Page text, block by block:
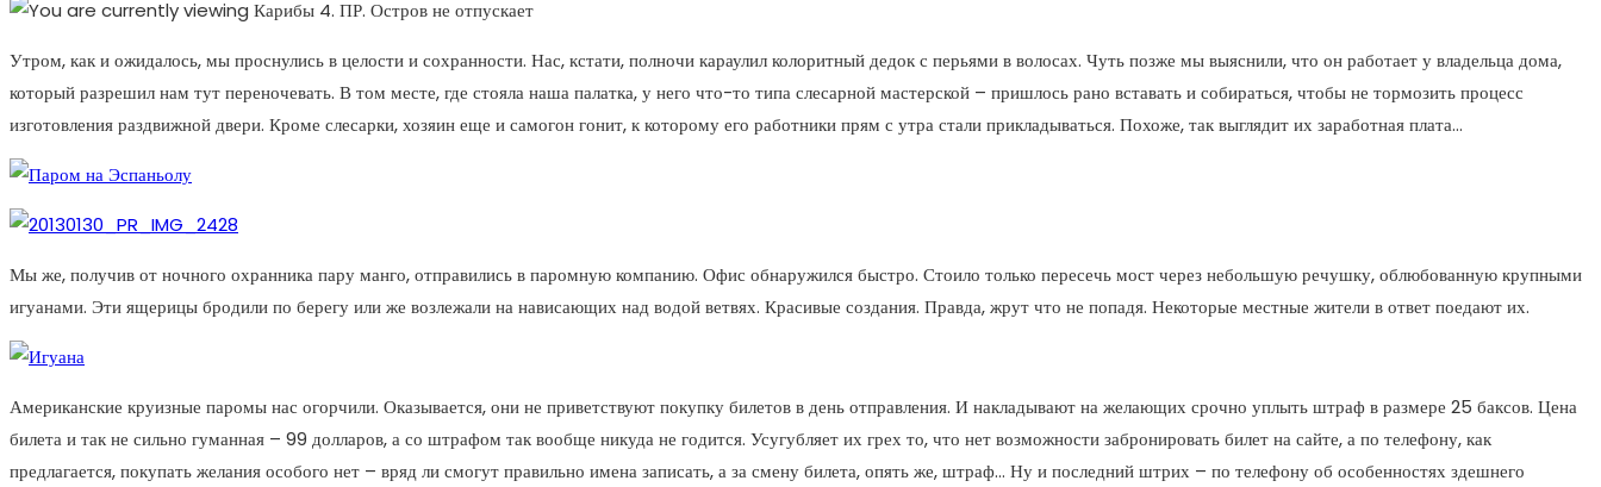
Утром, как и ожидалось, мы проснулись в целости и сохранности. Нас, кстати, полночи караулил колоритный дедок с перьями в волосах. Чуть позже мы выяснили, что он работает у владельца дома,
который разрешил нам тут переночевать. В том месте, где стояла наша палатка, у него что-то типа слесарной мастерской – пришлось рано вставать и собираться, чтобы не тормозить процесс
изготовления раздвижной двери. Кроме слесарки, хозяин еще и самогон гонит, к которому его работники прям с утра стали прикладываться. Похоже, так выглядит их заработная плата…
Мы же, получив от ночного охранника пару манго, отправились в паромную компанию. Офис обнаружился быстро. Стоило только пересечь мост через небольшую речушку, облюбованную крупными
игуанами. Эти ящерицы бродили по берегу или же возлежали на нависающих над водой ветвях. Красивые создания. Правда, жрут что не попадя. Некоторые местные жители в ответ поедают их.
Американские круизные паромы нас огорчили. Оказывается, они не приветствуют покупку билетов в день отправления. И накладывают на желающих срочно уплыть штраф в размере 25 баксов. Цена
билета и так не сильно гуманная – 99 долларов, а со штрафом так вообще никуда не годится. Усугубляет их грех то, что нет возможности забронировать билет на сайте, а по телефону, как
предлагается, покупать желания особого нет – вряд ли смогут правильно имена записать, а за смену билета, опять же, штраф… Ну и последний штрих – по телефону об особенностях здешнего